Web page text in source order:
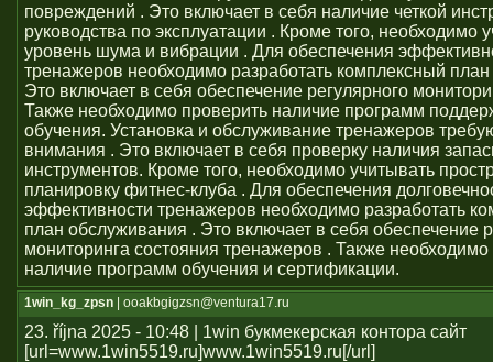
повреждений . Это включает в себя наличие четкой
руководства по эксплуатации . Кроме того, необходимо
уровень шума и вибрации . Для обеспечения
тренажеров необходимо разработать комплексный план
Это включает в себя обеспечение регулярного
Также необходимо проверить наличие программ
обучения. Установка и обслуживание тренажеров
внимания . Это включает в себя проверку наличия
инструментов. Кроме того, необходимо учитывать
планировку фитнес-клуба . Для обеспечения
эффективности тренажеров необходимо разработать
план обслуживания . Это включает в себя обеспечение
мониторинга состояния тренажеров . Также необходимо
наличие программ обучения и сертификации.
1win_kg_zpsn | ooakbgigzsn@ventura17.ru
23. října 2025 - 10:48 | 1win букмекерская контора сайт
[url=www.1win5519.ru]www.1win5519.ru[/url]